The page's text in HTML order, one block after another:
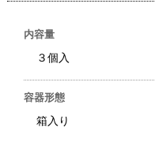
内容量
３個入
容器形態
箱入り